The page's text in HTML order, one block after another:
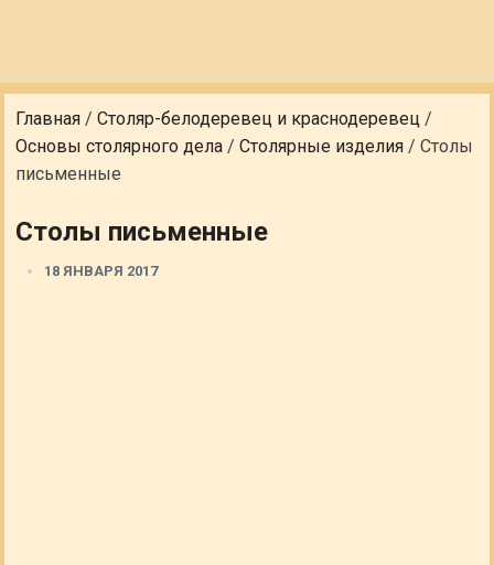
Главная /Столяр-белодеревец и краснодеревец /
Основы столярного дела /Столярные изделия /Столы
письменные
Столы письменные
18 ЯНВАРЯ 2017